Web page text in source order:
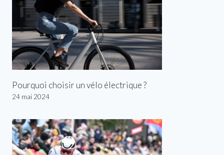
Pourquoi choisir un vélo électrique ?
24 mai 2024